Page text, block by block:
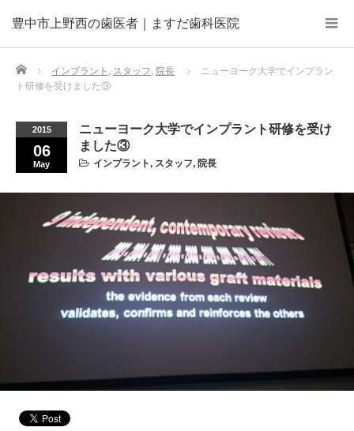
豊中市上野西の歯医者｜ますだ歯科医院
Home インプラント , スタッフ, 院長
ニューヨーク大学でインプラン
ト研修を受けました③
2015
06
May
ニューヨーク大学でインプラント研修を受け
ました③
インプラント, スタッフ, 院長